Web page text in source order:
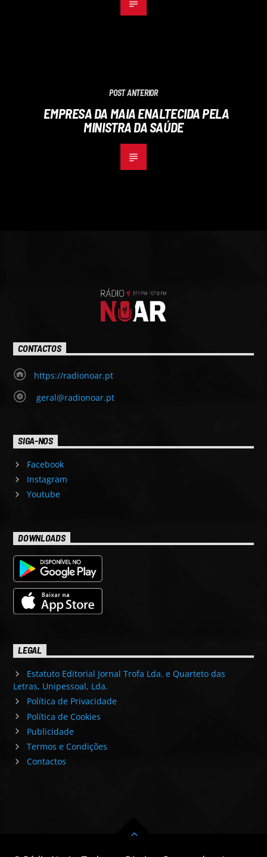
POST ANTERIOR
EMPRESA DA MAIA ENALTECIDA PELA
MINISTRA DA SAÚDE
CONTACTOS
https://radionoar.pt
geral@radionoar.pt
SIGA-NOS
Facebook
Instagram
Youtube
DOWNLOADS
LEGAL
Estatuto Editorial Jornal Trofa Lda. e Quarteto das
Letras, Unipessoal, Lda.
Política de Privacidade
Política de Cookies
Publicidade
Termos e Condições
Contactos